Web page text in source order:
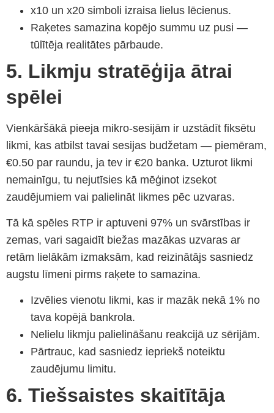
x10 un x20 simboli izraisa lielus lēcienus.
Raķetes samazina kopējo summu uz pusi —
tūlītēja realitātes pārbaude.
5. Likmju stratēģija ātrai
spēlei
Vienkāršākā pieeja mikro‑sesijām ir uzstādīt fiksētu
likmi, kas atbilst tavai sesijas budžetam — piemēram,
€0.50 par raundu, ja tev ir €20 banka. Uzturot likmi
nemainīgu, tu nejutīsies kā mēģinot izsekot
zaudējumiem vai palielināt likmes pēc uzvaras.
Tā kā spēles RTP ir aptuveni 97% un svārstības ir
zemas, vari sagaidīt biežas mazākas uzvaras ar
retām lielākām izmaksām, kad reizinātājs sasniedz
augstu līmeni pirms raķete to samazina.
Izvēlies vienotu likmi, kas ir mazāk nekā 1% no
tava kopējā bankrola.
Nelielu likmju palielināšanu reakcijā uz sērijām.
Pārtrauc, kad sasniedz iepriekš noteiktu
zaudējumu limitu.
6. Tiešsaistes skaitītāja